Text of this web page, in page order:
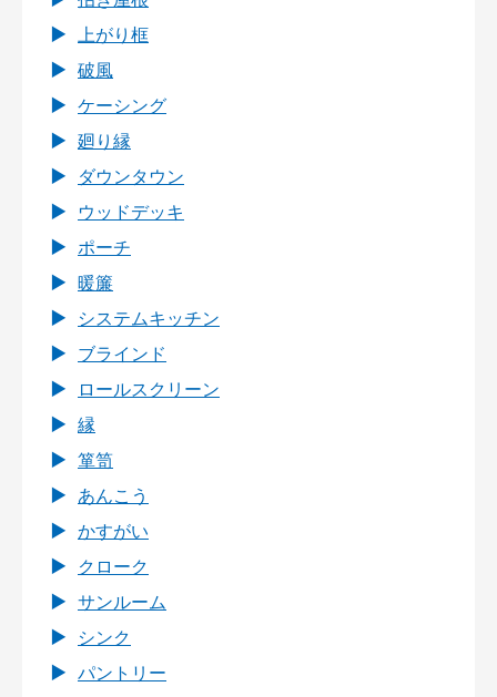
上がり框
破風
ケーシング
廻り縁
ダウンタウン
ウッドデッキ
ポーチ
暖簾
システムキッチン
ブラインド
ロールスクリーン
縁
箪笥
あんこう
かすがい
クローク
サンルーム
シンク
パントリー